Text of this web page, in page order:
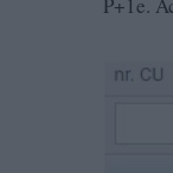
P+1e.